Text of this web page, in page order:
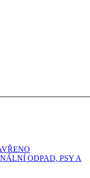
ODPAD, PSY A